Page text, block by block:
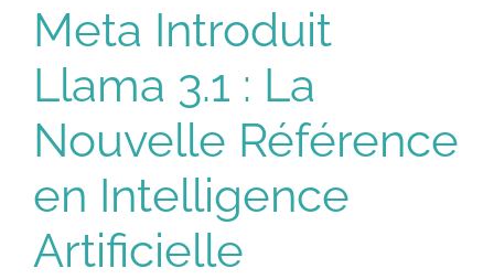
Contact
Devenir formateur
Meta Introduit
Llama 3.1 : La
Nouvelle Référence
en Intelligence
Artificielle